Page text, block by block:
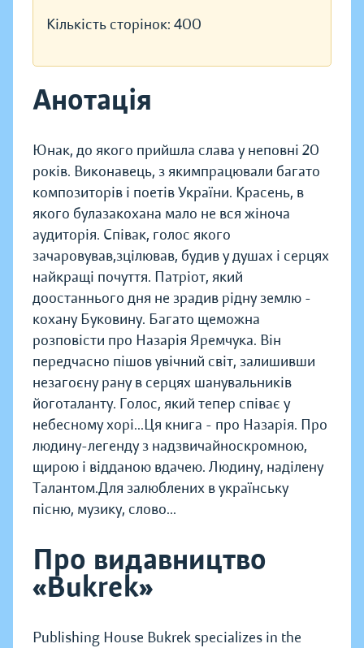
Кількість сторінок: 400
Анотація
Юнак, до якого прийшла слава у неповні 20
років. Виконавець, з якимпрацювали багато
композиторів і поетів України. Красень, в
якого булазакохана мало не вся жіноча
аудиторія. Співак, голос якого
зачаровував,зцілював, будив у душах і серцях
найкращі почуття. Патріот, який
доостаннього дня не зрадив рідну землю -
кохану Буковину. Багато щеможна
розповісти про Назарія Яремчука. Він
передчасно пішов увічний світ, залишивши
незагоєну рану в серцях шанувальників
йоготаланту. Голос, який тепер співає у
небесному хорі...Ця книга - про Назарія. Про
людину-легенду з надзвичайноскромною,
щирою і відданою вдачею. Людину, наділену
Талантом.Для залюблених в українську
пісню, музику, слово...
Про видавництво
«Bukrek»
Publishing House Bukrek specializes in the